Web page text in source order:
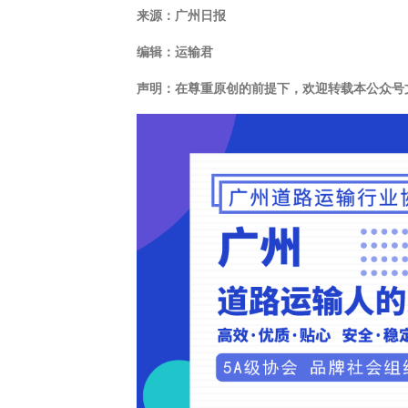
来源：广州日报
编辑：运输君
声明：在尊重原创的前提下，欢迎转载本公众号